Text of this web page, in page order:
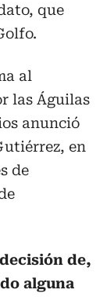
que
al
las Águilas
anunció
en
de
de,
alguna